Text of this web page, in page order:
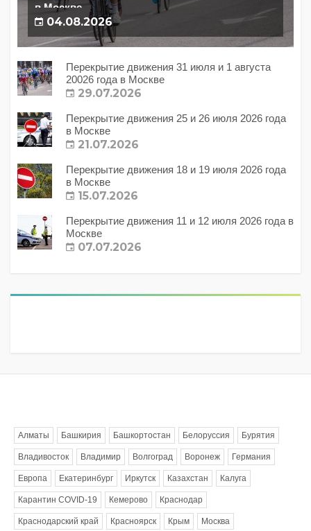
в Москве
04.08.2026
Перекрытие движения 31 июля и 1 августа
20026 года в Москве
29.07.2026
Перекрытие движения 25 и 26 июля 2026 года
в Москве
21.07.2026
Перекрытие движения 18 и 19 июля 2026 года
в Москве
15.07.2026
Перекрытие движения 11 и 12 июля 2026 года в
Москве
07.07.2026
Алматы Башкирия Башкортостан Белоруссия Бурятия
Владивосток Владимир Волгоград Воронеж Германия
Европа Екатеринбург Иркутск Казахстан Калуга
Карантин COVID-19 Кемерово Краснодар
Краснодарский край Красноярск Крым Москва